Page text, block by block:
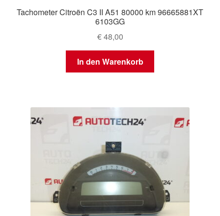
Tachometer Citroën C3 II A51 80000 km 96665881XT
6103GG
€48,00
In den Warenkorb